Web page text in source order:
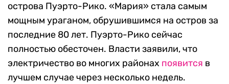
острова Пуэрто-Рико. «Мария» стала самым
мощным ураганом, обрушившимся на остров за
последние 80 лет. Пуэрто-Рико сейчас
полностью обесточен. Власти заявили, что
электричество во многих районах появится в
лучшем случае через несколько недель.